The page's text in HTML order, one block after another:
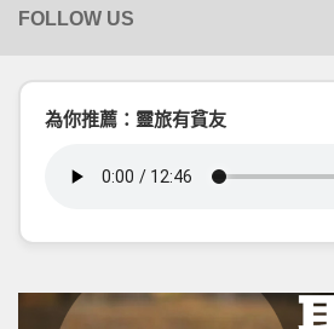
為你推薦：靈旅有貧友